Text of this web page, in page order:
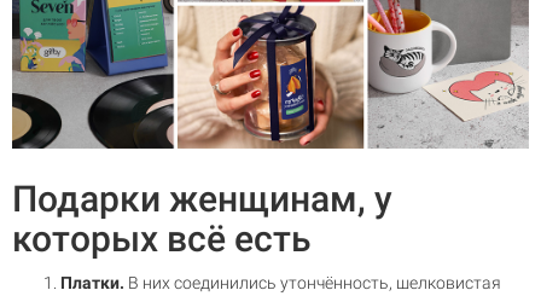
Подарки женщинам, у
которых всё есть
Платки. В них соединились утончённость, шелковистая